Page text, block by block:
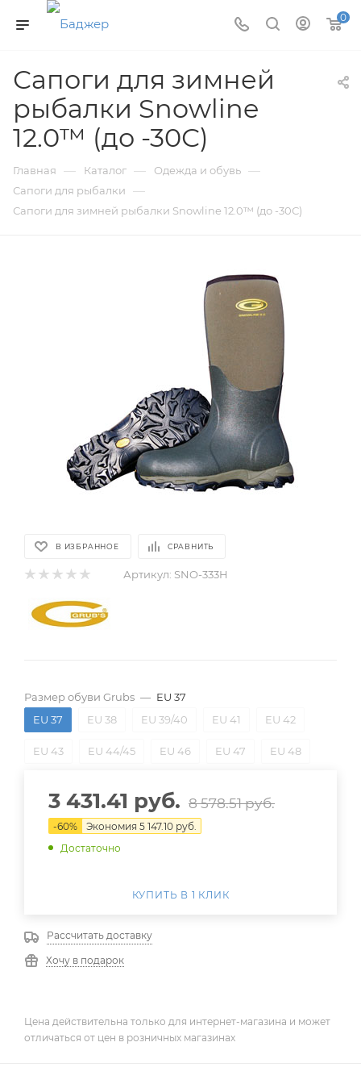
0
Сапоги для зимней
рыбалки Snowline
12.0™ (до -30С)
Главная — Каталог — Одежда и обувь —
Сапоги для рыбалки —
Сапоги для зимней рыбалки Snowline 12.0™ (до -30С)
В ИЗБРАННОЕ СРАВНИТЬ
Артикул: SNO-333H
Размер обуви Grubs — EU 37
EU 37
EU 38 EU 39/40 EU 41 EU 42
EU 43 EU 44/45 EU 46 EU 47 EU 48
3 431.41 руб. 8 578.51руб.
-60% Экономия 5 147.10 руб.
Достаточно
КУПИТЬ В 1 КЛИК
Рассчитать доставку
Хочу в подарок
Цена действительна только для интернет-магазина и может
отличаться от цен в розничных магазинах